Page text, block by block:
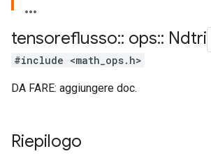
tensoreflusso:: ops:: Ndtri
#include <math_ops.h>
DA FARE: aggiungere doc.
Riepilogo